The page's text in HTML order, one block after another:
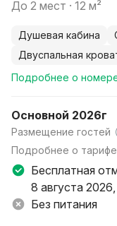
до 2 мест · 12 м²
душевая кабина
двуспальная
Подробнее о
Основной 2026г
Размещение гостей
Подробнее о тарифе
В тариф включено
категории номера
Бесплатная
8 августа
Без питания